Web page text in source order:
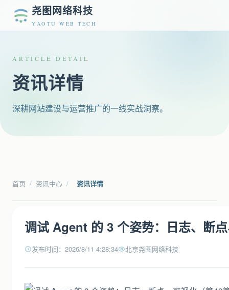
尧图网络科技
YAOTU WEB TECH
ARTICLE DETAIL
资讯详情
深耕网站建设与运营推广的一线实战洞察。
首页 / 资讯中心 / 资讯详情
调试 Agent 的 3 个姿势：日志、断
发布时间：2026/8/11 4:28:34 北京尧图网络科技